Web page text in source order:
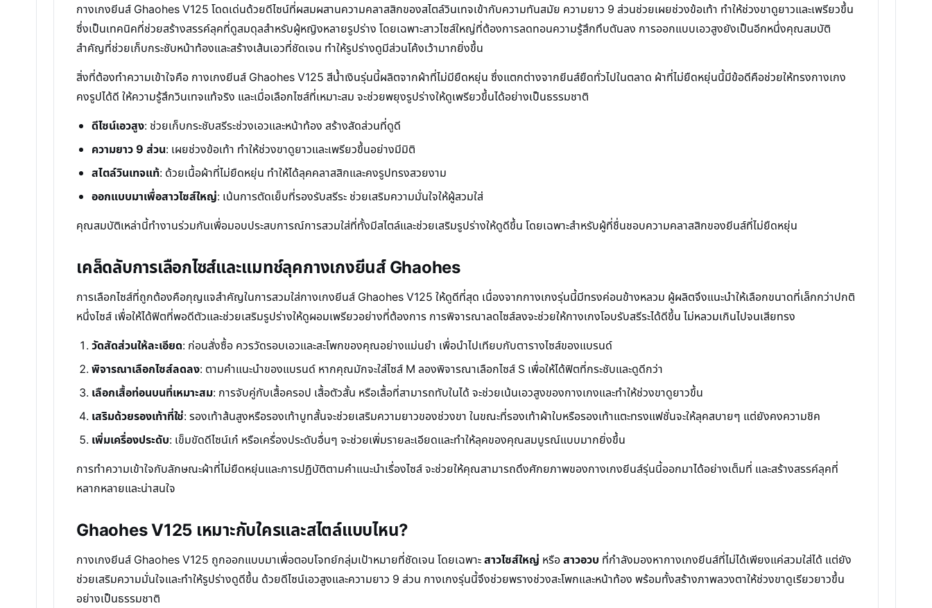
กางเกงยีนส์ Ghaohes V125 โดดเด่นด้วยดีไซน์ที่ผสมผสานความคลาสสิกของสไตล์วินเทจเข้ากับความทันสมัย ความยาว 9 ส่วนช่วยเผยช่วงข้อเท้า ทำให้ช่วงขาดูยาวและเพรียวขึ้น
ซึ่งเป็นเทคนิคที่ช่วยสร้างสรรค์ลุคที่ดูสมดุลสำหรับผู้หญิงหลายรูปร่าง โดยเฉพาะสาวไซส์ใหญ่ที่ต้องการลดทอนความรู้สึกทึบตันลง การออกแบบเอวสูงยังเป็นอีกหนึ่งคุณสมบัติ
สำคัญที่ช่วยเก็บกระชับหน้าท้องและสร้างเส้นเอวที่ชัดเจน ทำให้รูปร่างดูมีส่วนโค้งเว้ามากยิ่งขึ้น
สิ่งที่ต้องทำความเข้าใจคือ กางเกงยีนส์ Ghaohes V125 สีน้ำเงินรุ่นนี้ผลิตจากผ้าที่ไม่มียืดหยุ่น ซึ่งแตกต่างจากยีนส์ยืดทั่วไปในตลาด ผ้าที่ไม่ยืดหยุ่นนี้มีข้อดีคือช่วยให้ทรงกางเกง
คงรูปได้ดี ให้ความรู้สึกวินเทจแท้จริง และเมื่อเลือกไซส์ที่เหมาะสม จะช่วยพยุงรูปร่างให้ดูเพรียวขึ้นได้อย่างเป็นธรรมชาติ
ดีไซน์เอวสูง: ช่วยเก็บกระชับสรีระช่วงเอวและหน้าท้อง สร้างสัดส่วนที่ดูดี
ความยาว 9 ส่วน: เผยช่วงข้อเท้า ทำให้ช่วงขาดูยาวและเพรียวขึ้นอย่างมีมิติ
สไตล์วินเทจแท้: ด้วยเนื้อผ้าที่ไม่ยืดหยุ่น ทำให้ได้ลุคคลาสสิกและคงรูปทรงสวยงาม
ออกแบบมาเพื่อสาวไซส์ใหญ่: เน้นการตัดเย็บที่รองรับสรีระ ช่วยเสริมความมั่นใจให้ผู้สวมใส่
คุณสมบัติเหล่านี้ทำงานร่วมกันเพื่อมอบประสบการณ์การสวมใส่ที่ทั้งมีสไตล์และช่วยเสริมรูปร่างให้ดูดีขึ้น โดยเฉพาะสำหรับผู้ที่ชื่นชอบความคลาสสิกของยีนส์ที่ไม่ยืดหยุ่น
เคล็ดลับการเลือกไซส์และแมทช์ลุคกางเกงยีนส์ Ghaohes
การเลือกไซส์ที่ถูกต้องคือกุญแจสำคัญในการสวมใส่กางเกงยีนส์ Ghaohes V125 ให้ดูดีที่สุด เนื่องจากกางเกงรุ่นนี้มีทรงค่อนข้างหลวม ผู้ผลิตจึงแนะนำให้เลือกขนาดที่เล็กกว่าปกติ
หนึ่งไซส์ เพื่อให้ได้ฟิตที่พอดีตัวและช่วยเสริมรูปร่างให้ดูผอมเพรียวอย่างที่ต้องการ การพิจารณาลดไซส์ลงจะช่วยให้กางเกงโอบรับสรีระได้ดีขึ้น ไม่หลวมเกินไปจนเสียทรง
วัดสัดส่วนให้ละเอียด: ก่อนสั่งซื้อ ควรวัดรอบเอวและสะโพกของคุณอย่างแม่นยำ เพื่อนำไปเทียบกับตารางไซส์ของแบรนด์
พิจารณาเลือกไซส์ลดลง: ตามคำแนะนำของแบรนด์ หากคุณมักจะใส่ไซส์ M ลองพิจารณาเลือกไซส์ S เพื่อให้ได้ฟิตที่กระชับและดูดีกว่า
เลือกเสื้อท่อนบนที่เหมาะสม: การจับคู่กับเสื้อครอป เสื้อตัวสั้น หรือเสื้อที่สามารถทับในได้ จะช่วยเน้นเอวสูงของกางเกงและทำให้ช่วงขาดูยาวขึ้น
เสริมด้วยรองเท้าที่ใช่: รองเท้าส้นสูงหรือรองเท้าบูทสั้นจะช่วยเสริมความยาวของช่วงขา ในขณะที่รองเท้าผ้าใบหรือรองเท้าแตะทรงแฟชั่นจะให้ลุคสบายๆ แต่ยังคงความชิค
เพิ่มเครื่องประดับ: เข็มขัดดีไซน์เก๋ หรือเครื่องประดับอื่นๆ จะช่วยเพิ่มรายละเอียดและทำให้ลุคของคุณสมบูรณ์แบบมากยิ่งขึ้น
การทำความเข้าใจกับลักษณะผ้าที่ไม่ยืดหยุ่นและการปฏิบัติตามคำแนะนำเรื่องไซส์ จะช่วยให้คุณสามารถดึงศักยภาพของกางเกงยีนส์รุ่นนี้ออกมาได้อย่างเต็มที่ และสร้างสรรค์ลุคที่
หลากหลายและน่าสนใจ
Ghaohes V125 เหมาะกับใครและสไตล์แบบไหน?
กางเกงยีนส์ Ghaohes V125 ถูกออกแบบมาเพื่อตอบโจทย์กลุ่มเป้าหมายที่ชัดเจน โดยเฉพาะสาวไซส์ใหญ่ หรือสาวอวบ ที่กำลังมองหากางเกงยีนส์ที่ไม่ได้เพียงแค่สวมใส่ได้ แต่ยัง
ช่วยเสริมความมั่นใจและทำให้รูปร่างดูดีขึ้น ด้วยดีไซน์เอวสูงและความยาว 9 ส่วน กางเกงรุ่นนี้จึงช่วยพรางช่วงสะโพกและหน้าท้อง พร้อมทั้งสร้างภาพลวงตาให้ช่วงขาดูเรียวยาวขึ้น
อย่างเป็นธรรมชาติ